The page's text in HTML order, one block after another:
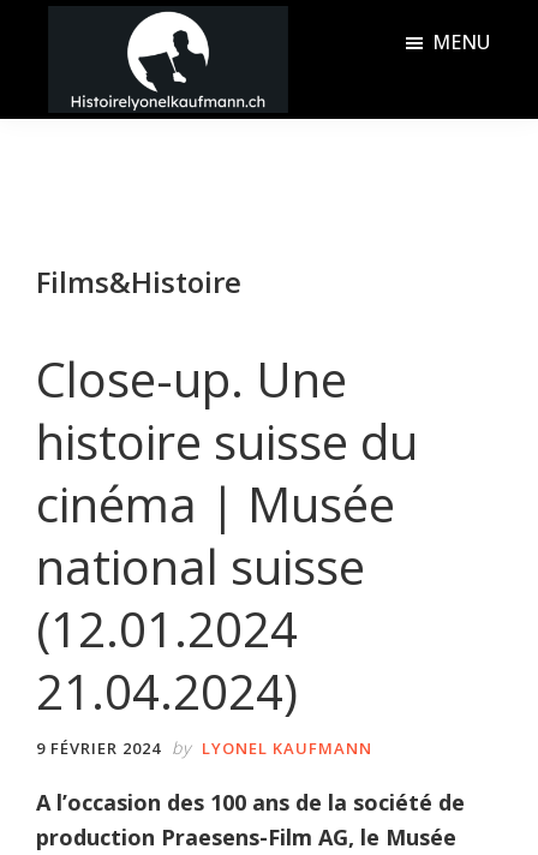
principal
barreHistoire
MENU
Films&Histoire
Close-up. Une
histoire suisse du
cinéma | Musée
national suisse
(12.01.2024
21.04.2024)
9 FÉVRIER 2024 by LYONEL KAUFMANN
A l’occasion des 100 ans de la société de
production Praesens-Film AG, le Musée